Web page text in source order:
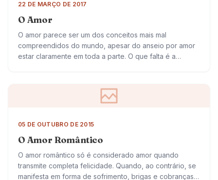
22 DE MARÇO DE 2017
O Amor
O amor parece ser um dos conceitos mais mal
compreendidos do mundo, apesar do anseio por amor
estar claramente em toda a parte. O que falta é a
05 DE OUTUBRO DE 2015
O Amor Romântico
O amor romântico só é considerado amor quando
transmite completa felicidade. Quando, ao contrário, se
manifesta em forma de sofrimento, brigas e cobranças,